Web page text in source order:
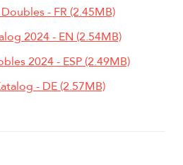
- FR (2.45MB)
2024 - EN (2.54MB)
2024 - ESP (2.49MB)
- DE (2.57MB)